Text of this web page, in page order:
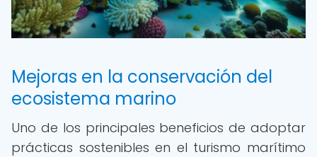
Mejoras en la conservación del
ecosistema marino
Uno de los principales beneficios de adoptar
prácticas sostenibles en el turismo marítimo